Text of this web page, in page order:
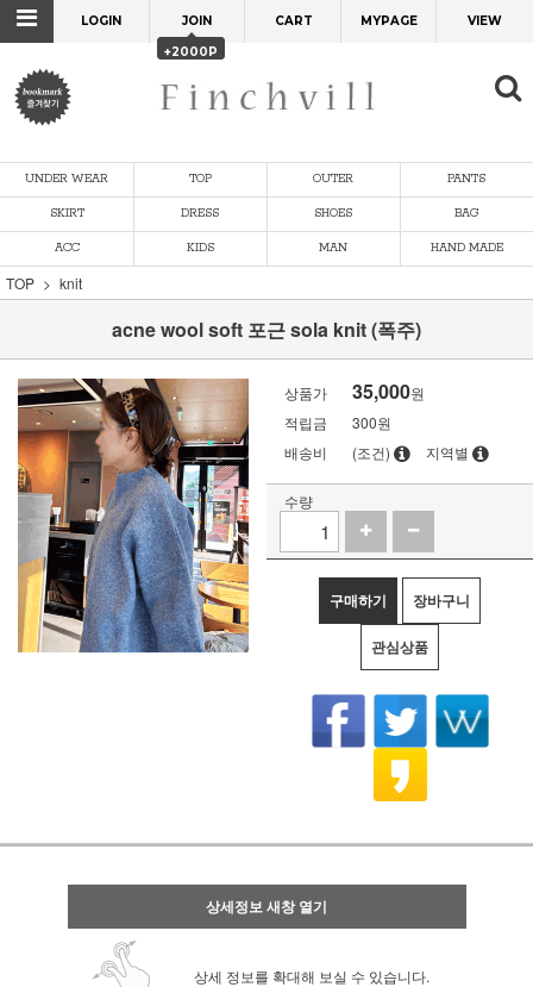
LOGIN JOIN
+2000P
CART MYPAGE VIEW
UNDER WEAR TOP OUTER PANTS
SKIRT DRESS SHOES BAG
ACC KIDS MAN HAND MADE
TOP knit
acne wool soft 포근 sola knit (폭주)
상품가 35,000원
적립금
300원
배송비
(조건) 지역별
수량
구매하기 장바구니
관심상품
상세정보 새창 열기
상세 정보를 확대해 보실 수 있습니다.